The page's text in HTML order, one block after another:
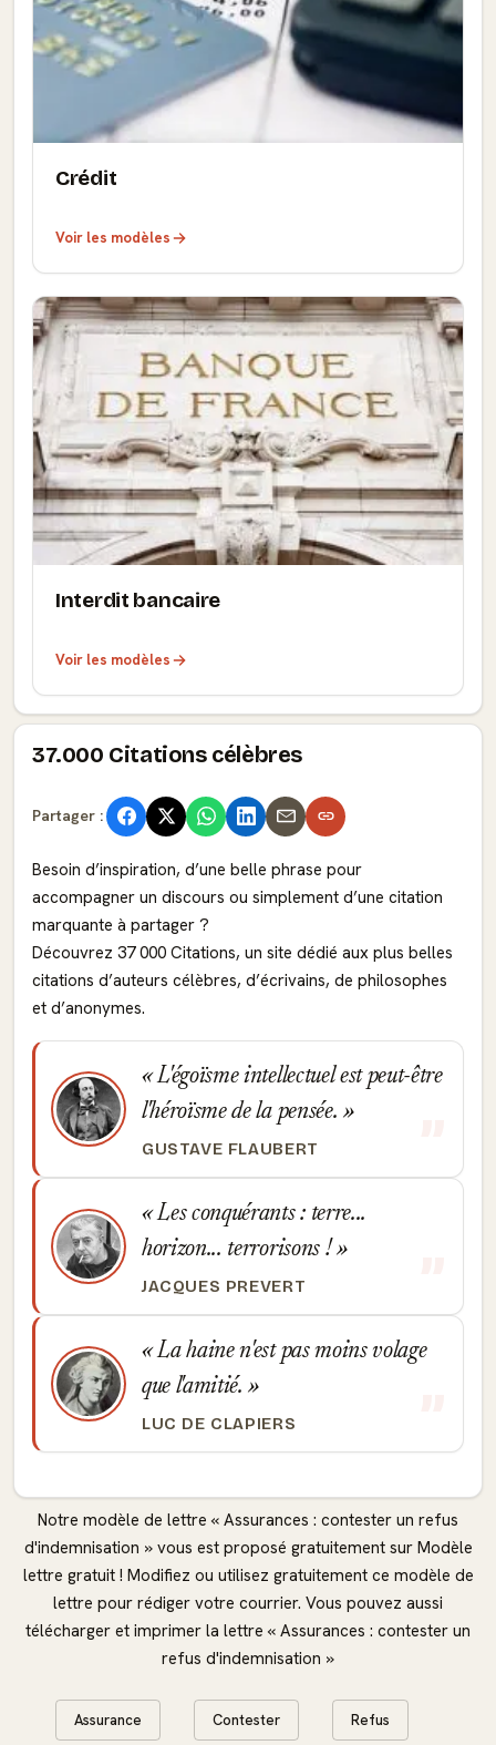
Crédit
Voir les modèles
Interdit bancaire
Voir les modèles
37.000 Citations célèbres
Partager :
Besoin d’inspiration, d’une belle phrase pour
accompagner un discours ou simplement d’une citation
marquante à partager ?
Découvrez 37 000 Citations, un site dédié aux plus belles
citations d’auteurs célèbres, d’écrivains, de philosophes
et d’anonymes.
L'égoïsme intellectuel est peut-être
l'héroïsme de la pensée.
GUSTAVE FLAUBERT
Les conquérants : terre...
horizon... terrorisons !
JACQUES PREVERT
La haine n'est pas moins volage
que l'amitié.
LUC DE CLAPIERS
Notre modèle de lettre « Assurances : contester un refus
d'indemnisation » vous est proposé gratuitement sur Modèle
lettre gratuit ! Modifiez ou utilisez gratuitement ce modèle de
lettre pour rédiger votre courrier. Vous pouvez aussi
télécharger et imprimer la lettre « Assurances : contester un
refus d'indemnisation »
Assurance Contester Refus